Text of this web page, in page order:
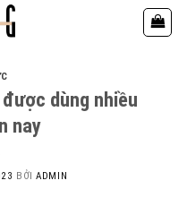
dùng nhiều
nay
BỞIADMIN